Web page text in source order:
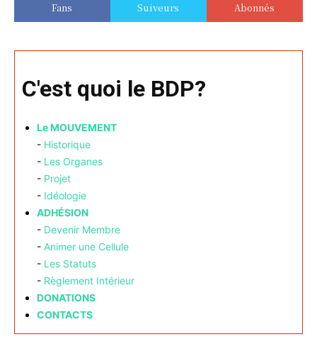
Fans Suiveurs Abonnés
C'est quoi le BDP?
Le MOUVEMENT
- Historique
- Les Organes
- Projet
- Idéologie
ADHÉSION
- Devenir Membre
- Animer une Cellule
- Les Statuts
- Règlement Intérieur
DONATIONS
CONTACTS